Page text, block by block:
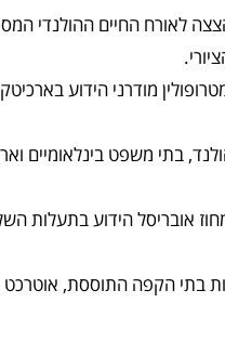
לאורח החיים ההולנדי
מודרני הידוע
בתי משפט בינלאומיים
אובריסל הידוע בתעלות
בתי הקפה התוססת,